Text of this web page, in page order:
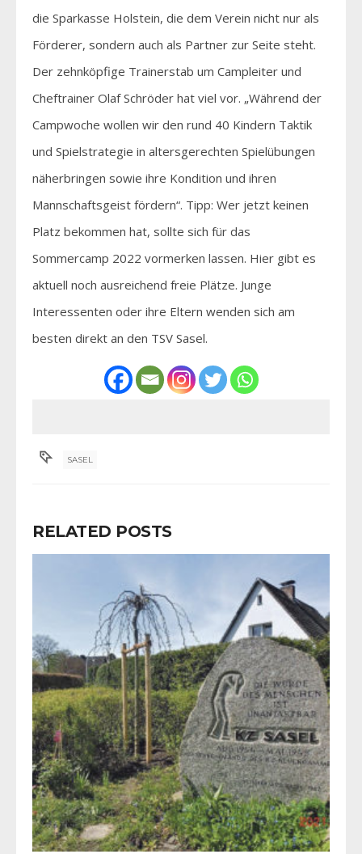
die Sparkasse Holstein, die dem Verein nicht nur als
Förderer, sondern auch als Partner zur Seite steht.
Der zehnköpfige Trainerstab um Campleiter und
Cheftrainer Olaf Schröder hat viel vor. „Während der
Campwoche wollen wir den rund 40 Kindern Taktik
und Spielstrategie in altersgerechten Spielübungen
näherbringen sowie ihre Kondition und ihren
Mannschaftsgeist fördern“. Tipp: Wer jetzt keinen
Platz bekommen hat, sollte sich für das
Sommercamp 2022 vormerken lassen. Hier gibt es
aktuell noch ausreichend freie Plätze. Junge
Interessenten oder ihre Eltern wenden sich am
besten direkt an den TSV Sasel.
SASEL
RELATED POSTS